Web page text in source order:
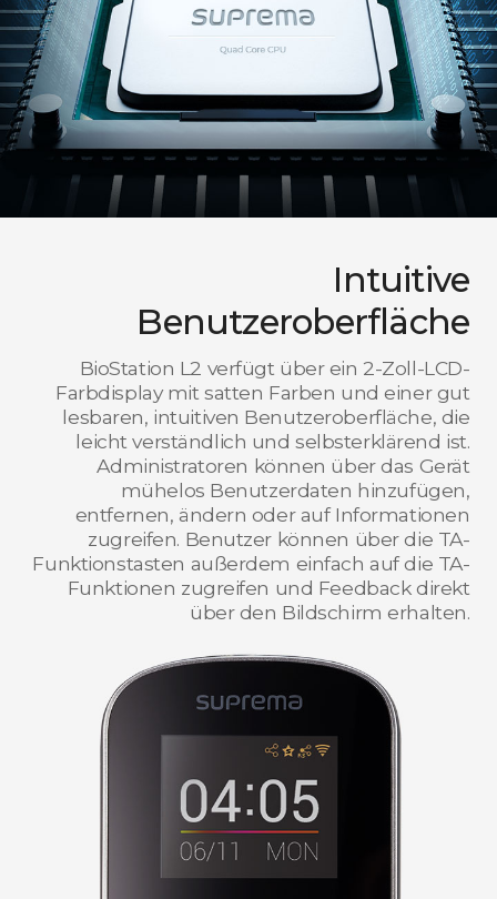
Intuitive
Benutzeroberfläche
BioStation L2 verfügt über ein 2-Zoll-LCD-
Farbdisplay mit satten Farben und einer gut
lesbaren, intuitiven Benutzeroberfläche, die
leicht verständlich und selbsterklärend ist.
Administratoren können über das Gerät
mühelos Benutzerdaten hinzufügen,
entfernen, ändern oder auf Informationen
zugreifen. Benutzer können über die TA-
Funktionstasten außerdem einfach auf die TA-
Funktionen zugreifen und Feedback direkt
über den Bildschirm erhalten.